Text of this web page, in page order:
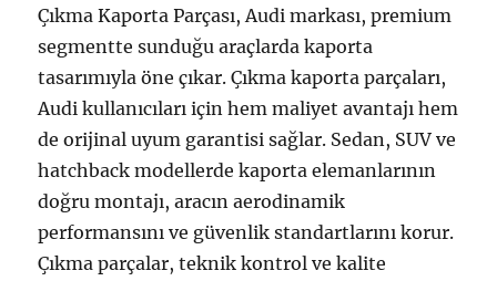
Çıkma Kaporta Parçası, Audi markası, premium
segmentte sunduğu araçlarda kaporta
tasarımıyla öne çıkar. Çıkma kaporta parçaları,
Audi kullanıcıları için hem maliyet avantajı hem
de orijinal uyum garantisi sağlar. Sedan, SUV ve
hatchback modellerde kaporta elemanlarının
doğru montajı, aracın aerodinamik
performansını ve güvenlik standartlarını korur.
Çıkma parçalar, teknik kontrol ve kalite